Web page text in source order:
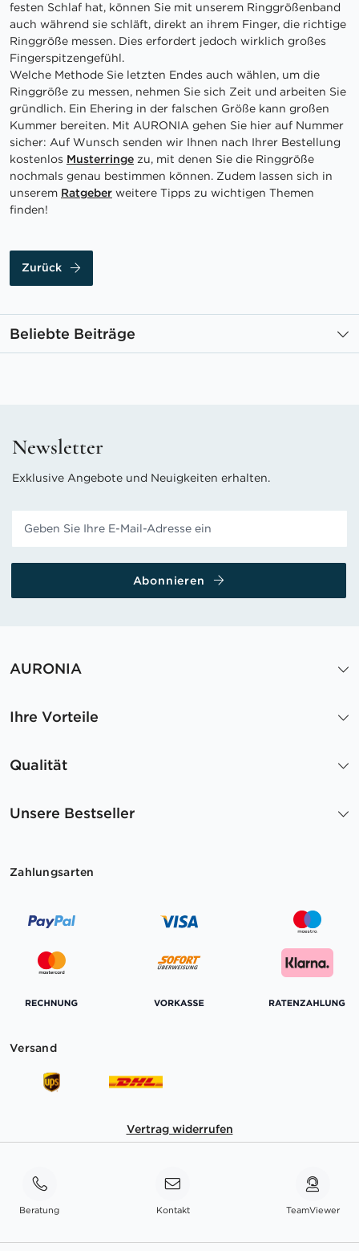
festen Schlaf hat, können Sie mit unserem Ringgrößenband
auch während sie schläft, direkt an ihrem Finger, die richtige
Ringgröße messen. Dies erfordert jedoch wirklich großes
Fingerspitzengefühl.
Welche Methode Sie letzten Endes auch wählen, um die
Ringgröße zu messen, nehmen Sie sich Zeit und arbeiten Sie
gründlich. Ein Ehering in der falschen Größe kann großen
Kummer bereiten. Mit AURONIA gehen Sie hier auf Nummer
sicher: Auf Wunsch senden wir Ihnen nach Ihrer Bestellung
kostenlos Musterringe zu, mit denen Sie die Ringgröße
nochmals genau bestimmen können. Zudem lassen sich in
unserem Ratgeber weitere Tipps zu wichtigen Themen
finden!
Zurück
Beliebte Beiträge
Newsletter
Exklusive Angebote und Neuigkeiten erhalten.
Abonnieren
AURONIA
Ihre Vorteile
Qualität
Unsere Bestseller
Zahlungsarten
Versand
Vertrag widerrufen
Beratung Kontakt TeamViewer